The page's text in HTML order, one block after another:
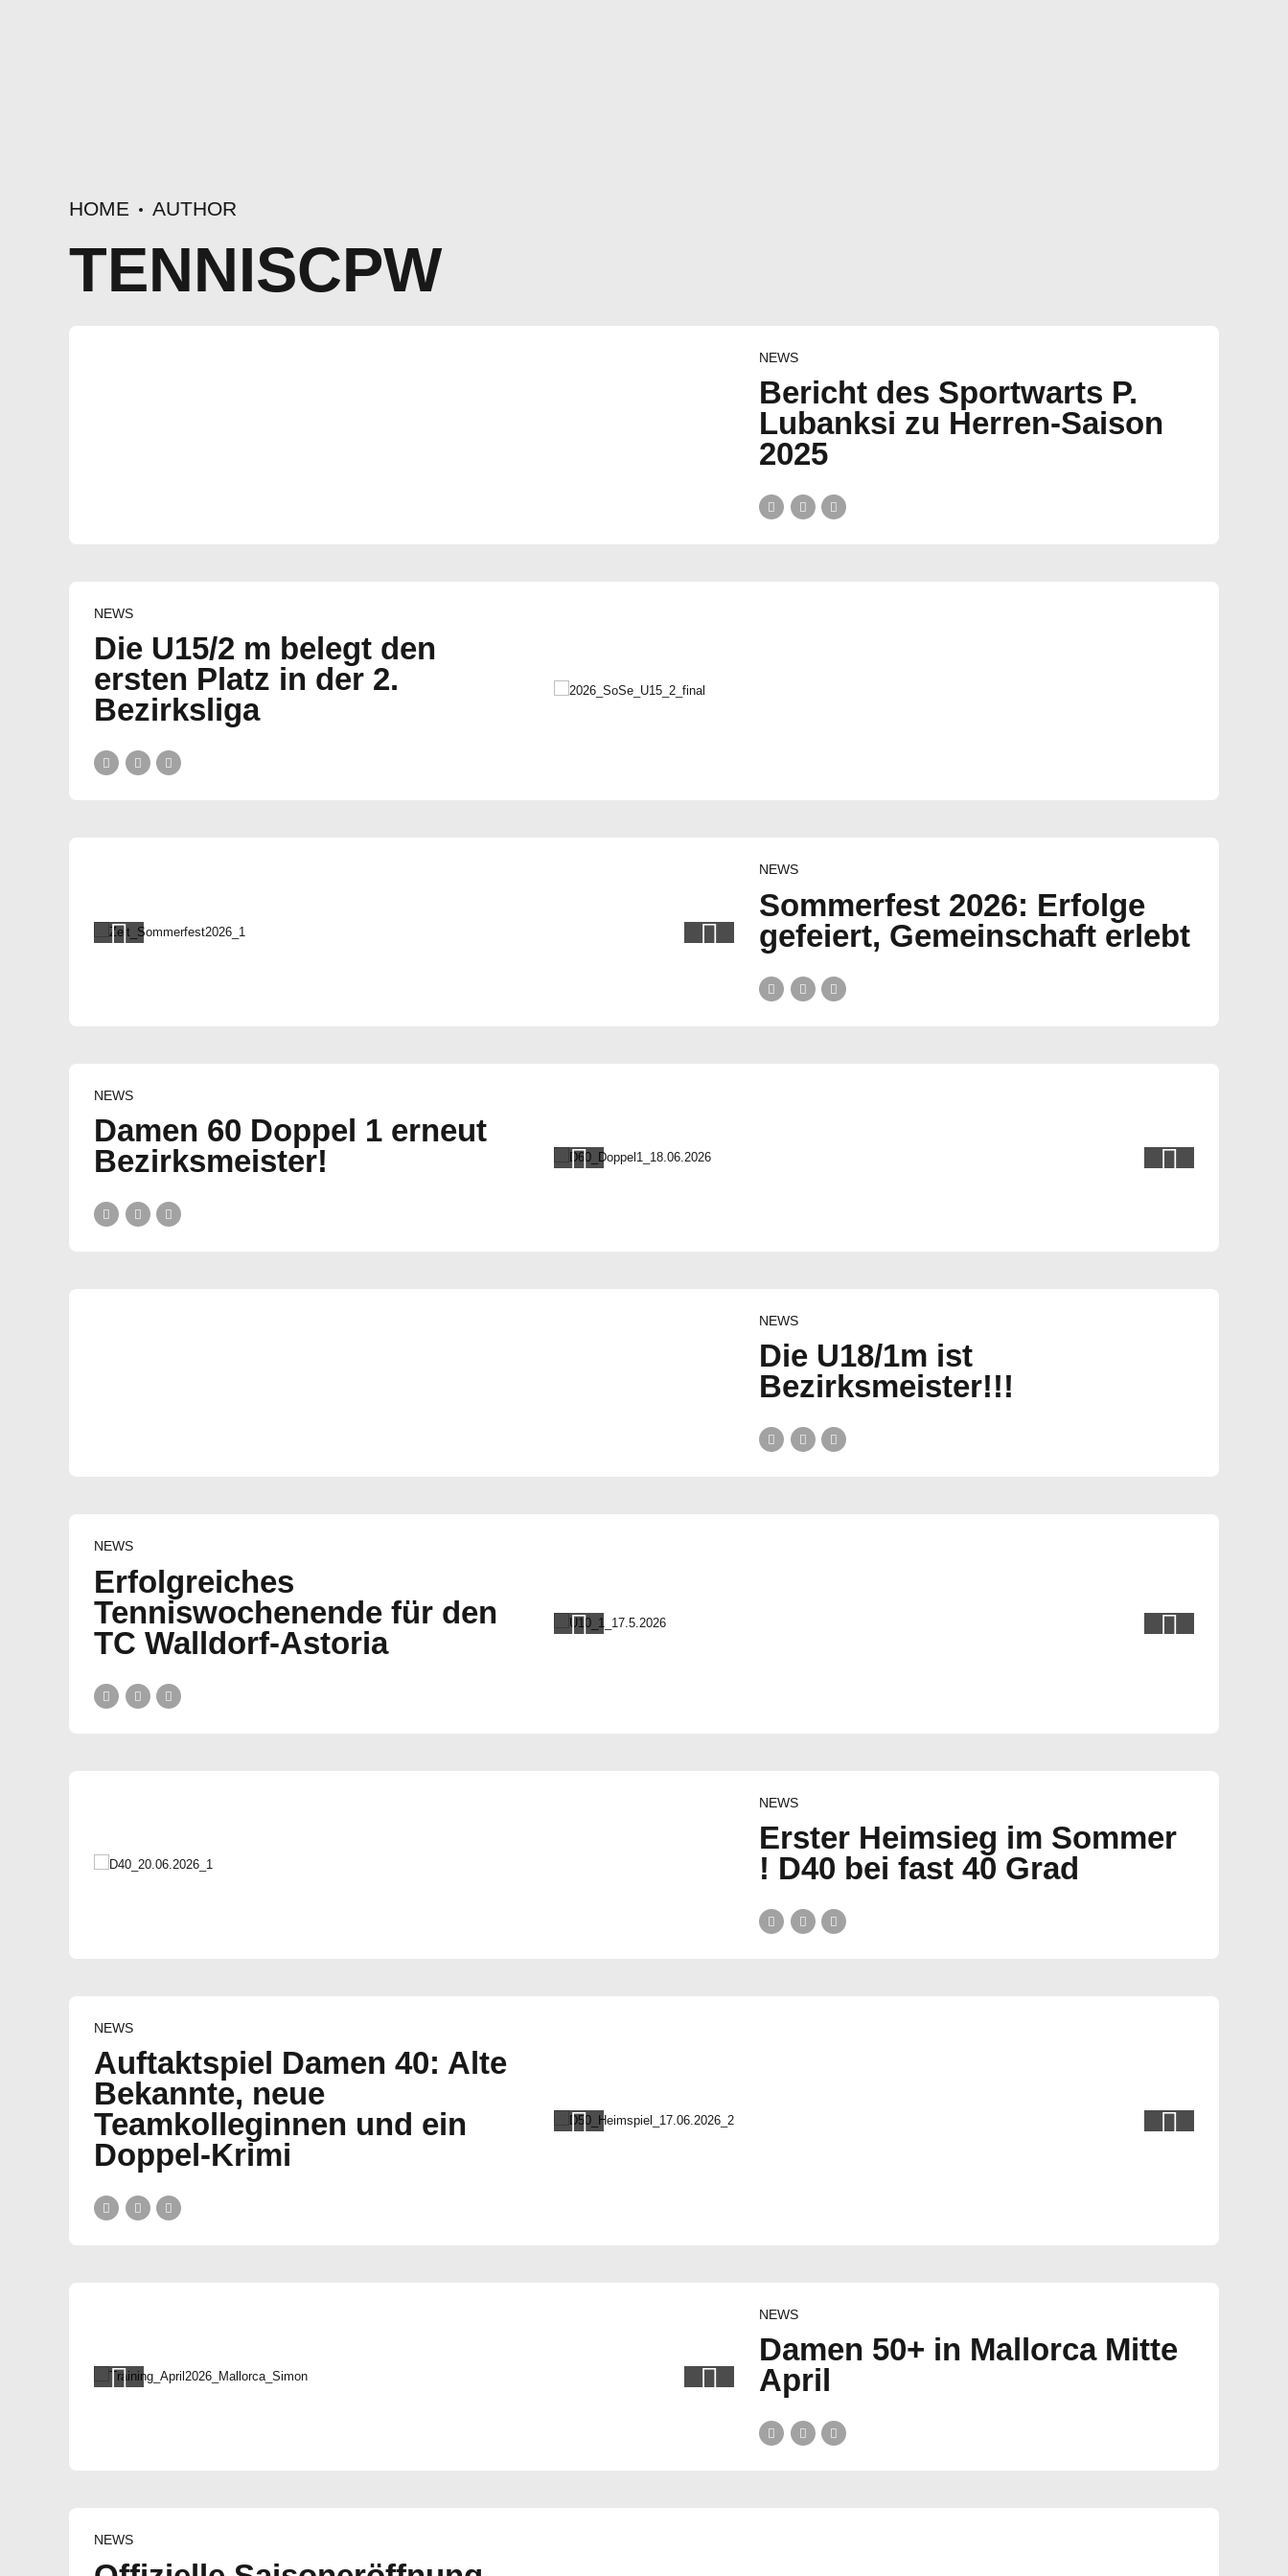
HOME AUTHOR
TENNISCPW
NEWS
Bericht des Sportwarts P.
Lubanksi zu Herren-Saison
2025
NEWS
Die U15/2 m belegt den
ersten Platz in der 2.
Bezirksliga
NEWS
Sommerfest 2026: Erfolge
gefeiert, Gemeinschaft erlebt
NEWS
Damen 60 Doppel 1 erneut
Bezirksmeister!
NEWS
Die U18/1m ist
Bezirksmeister!!!
NEWS
Erfolgreiches
Tenniswochenende für den
TC Walldorf-Astoria
NEWS
Erster Heimsieg im Sommer
! D40 bei fast 40 Grad
NEWS
Auftaktspiel Damen 40: Alte
Bekannte, neue
Teamkolleginnen und ein
Doppel-Krimi
NEWS
Damen 50+ in Mallorca Mitte
April
NEWS